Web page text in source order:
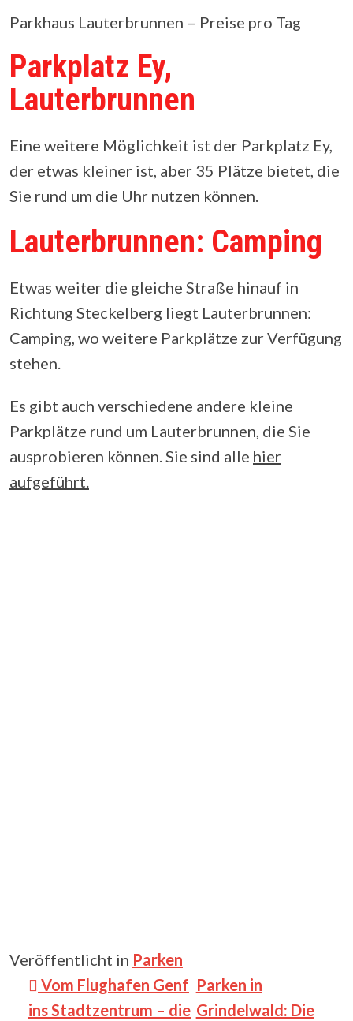
Parkhaus Lauterbrunnen – Preise pro Tag
Parkplatz Ey,
Lauterbrunnen
Eine weitere Möglichkeit ist der Parkplatz Ey,
der etwas kleiner ist, aber 35 Plätze bietet, die
Sie rund um die Uhr nutzen können.
Lauterbrunnen: Camping
Etwas weiter die gleiche Straße hinauf in
Richtung Steckelberg liegt Lauterbrunnen:
Camping, wo weitere Parkplätze zur Verfügung
stehen.
Es gibt auch verschiedene andere kleine
Parkplätze rund um Lauterbrunnen, die Sie
ausprobieren können. Sie sind alle hier
aufgeführt.
Veröffentlicht in Parken
Beitragsnavigation
Vom Flughafen Genf
ins Stadtzentrum – die
Parken in
Grindelwald: Die